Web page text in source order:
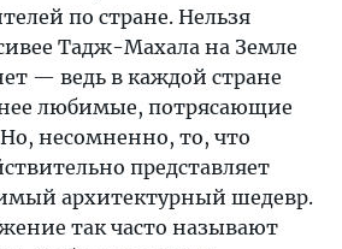
по стране. Нельзя
Тадж-Махала на Земле
— ведь в каждой стране
любимые, потрясающие
несомненно, то, что
представляет
архитектурный шедевр.
так часто называют